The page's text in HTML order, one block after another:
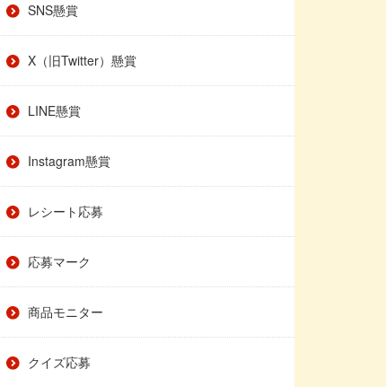
SNS懸賞
X（旧Twitter）懸賞
LINE懸賞
Instagram懸賞
レシート応募
応募マーク
商品モニター
クイズ応募